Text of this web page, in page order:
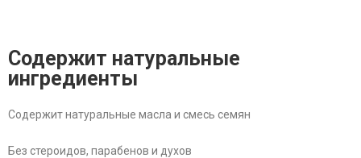
Содержит натуральные
ингредиенты
Содержит натуральные масла и смесь семян
Без стероидов, парабенов и духов